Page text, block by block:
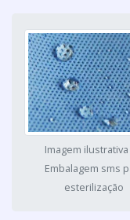
Imagem
Embalagem sms
esterilização